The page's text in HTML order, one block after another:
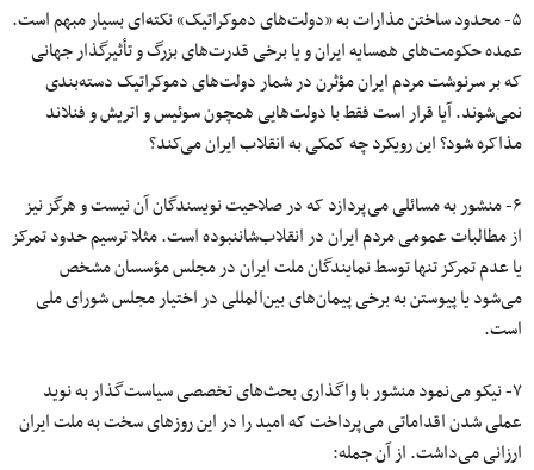
۵- محدود ساختن مذارات به «دولت‌های دموکراتیک» نکته‌ای بسیار مبهم است.
عمده حکومت‌های همسایه ایران و یا برخی قدرت‌های بزرگ و تأثیرگذار جهانی
که بر سرنوشت مردم ایران مؤثرن در شمار دولت‌های دموکراتیک دسته‌بندی
نمی‌شوند. آیا قرار است فقط با دولت‌هایی همچون سوئیس و اتریش و فنلاند
مذاکره شود؟ این رویکرد چه کمکی به انقلاب ایران می‌کند؟
۶- منشور به مسائلی می‌پردازد که در صلاحیت نویسندگان آن نیست و هرگز نیز
از مطالبات عمومی مردم ایران در انقلاب‌شاننبوده است. مثلا ترسیم حدود تمرکز
یا عدم تمرکز تنها توسط نمایندگان ملت ایران در مجلس مؤسسان مشخص
می‌شود یا پیوستن به برخی پیمان‌های بین‌المللی در اختیار مجلس شورای ملی
است.
۷- نیکو می‌نمود منشور با واگذاری بحث‌های تخصصی سیاست‌گذار به نوید
عملی شدن اقداماتی می‌پرداخت که امید را در این روزهای سخت به ملت ایران
ارزانی می‌داشت. از آن جمله: